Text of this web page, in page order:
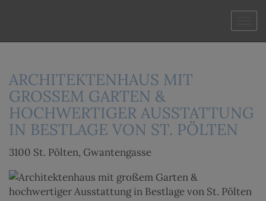
ARCHITEKTENHAUS MIT
GROSSEM GARTEN & H
OCHWERTIGER AUSSTATTUNG I
N BESTLAGE VON ST. PÖLTEN
3100 St. Pölten, Gwantengasse